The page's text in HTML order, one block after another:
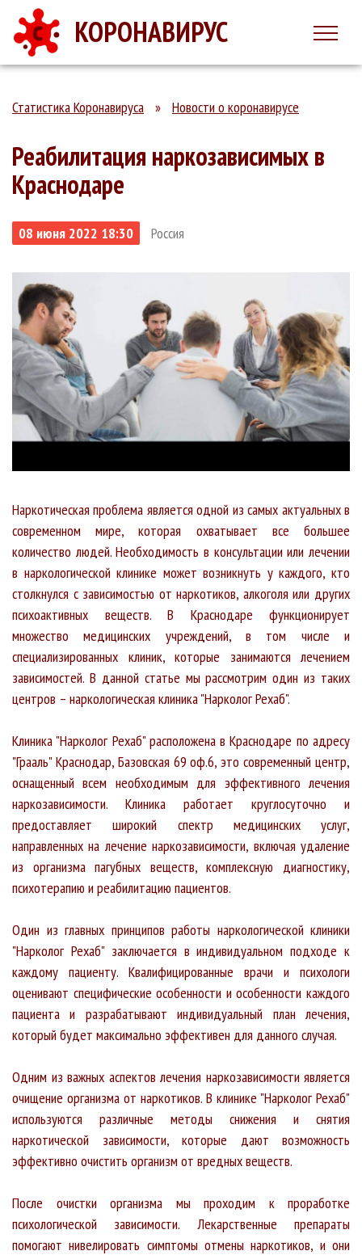
КОРОНАВИРУС
Статистика Коронавируса » Новости о коронавирусе
Реабилитация наркозависимых в
Краснодаре
08 июня 2022 18:30 Россия
Наркотическая проблема является одной из самых актуальных в
современном мире, которая охватывает все большее
количество людей. Необходимость в консультации или лечении
в наркологической клинике может возникнуть у каждого, кто
столкнулся с зависимостью от наркотиков, алкоголя или других
психоактивных веществ. В Краснодаре функционирует
множество медицинских учреждений, в том числе и
специализированных клиник, которые занимаются лечением
зависимостей. В данной статье мы рассмотрим один из таких
центров – наркологическая клиника "Нарколог Рехаб".
Клиника "Нарколог Рехаб" расположена в Краснодаре по адресу
"Грааль" Краснодар, Базовская 69 оф.6, это современный центр,
оснащенный всем необходимым для эффективного лечения
наркозависимости. Клиника работает круглосуточно и
предоставляет широкий спектр медицинских услуг,
направленных на лечение наркозависимости, включая удаление
из организма пагубных веществ, комплексную диагностику,
психотерапию и реабилитацию пациентов.
Один из главных принципов работы наркологической клиники
"Нарколог Рехаб" заключается в индивидуальном подходе к
каждому пациенту. Квалифицированные врачи и психологи
оценивают специфические особенности и особенности каждого
пациента и разрабатывают индивидуальный план лечения,
который будет максимально эффективен для данного случая.
Одним из важных аспектов лечения наркозависимости является
очищение организма от наркотиков. В клинике "Нарколог Рехаб"
используются различные методы снижения и снятия
наркотической зависимости, которые дают возможность
эффективно очистить организм от вредных веществ.
После очистки организма мы проходим к проработке
психологической зависимости. Лекарственные препараты
помогают нивелировать симптомы отмены наркотиков, и они